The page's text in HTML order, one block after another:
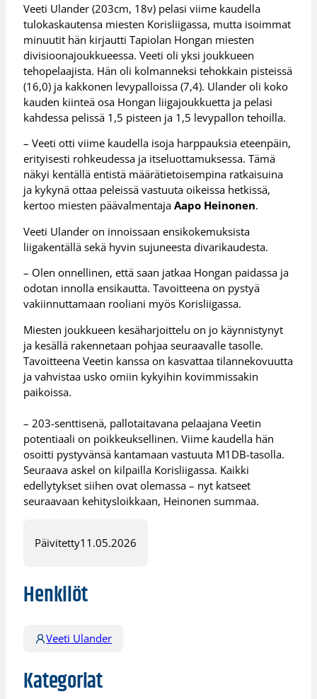
Veeti Ulander (203cm, 18v) pelasi viime kaudella
tulokaskautensa miesten Korisliigassa, mutta isoimmat
minuutit hän kirjautti Tapiolan Hongan miesten
divisioonajoukkueessa. Veeti oli yksi joukkueen
tehopelaajista. Hän oli kolmanneksi tehokkain pisteissä
(16,0) ja kakkonen levypalloissa (7,4). Ulander oli koko
kauden kiinteä osa Hongan liigajoukkuetta ja pelasi
kahdessa pelissä 1,5 pisteen ja 1,5 levypallon tehoilla.
– Veeti otti viime kaudella isoja harppauksia eteenpäin,
erityisesti rohkeudessa ja itseluottamuksessa. Tämä
näkyi kentällä entistä määrätietoisempina ratkaisuina
ja kykynä ottaa peleissä vastuuta oikeissa hetkissä,
kertoo miesten päävalmentajaAapo Heinonen.
Veeti Ulander on innoissaan ensikokemuksista
liigakentällä sekä hyvin sujuneesta divarikaudesta.
– Olen onnellinen, että saan jatkaa Hongan paidassa ja
odotan innolla ensikautta. Tavoitteena on pystyä
vakiinnuttamaan rooliani myös Korisliigassa.
Miesten joukkueen kesäharjoittelu on jo käynnistynyt
ja kesällä rakennetaan pohjaa seuraavalle tasolle.
Tavoitteena Veetin kanssa on kasvattaa tilannekovuutta
ja vahvistaa usko omiin kykyihin kovimmissakin
paikoissa.
– 203-senttisenä, pallotaitavana pelaajana Veetin
potentiaali on poikkeuksellinen. Viime kaudella hän
osoitti pystyvänsä kantamaan vastuuta M1DB-tasolla.
Seuraava askel on kilpailla Korisliigassa. Kaikki
edellytykset siihen ovat olemassa – nyt katseet
seuraavaan kehitysloikkaan, Heinonen summaa.
Päivitetty11.05.2026
Henkilöt
Veeti Ulander
Kategoriat